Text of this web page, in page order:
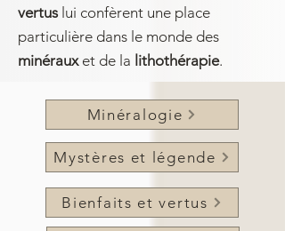
vertus lui confèrent une place
particulière dans le monde des
minérauxet de la lithothérapie.
Minéralogie
Mystères et légende
Bienfaits et vertus